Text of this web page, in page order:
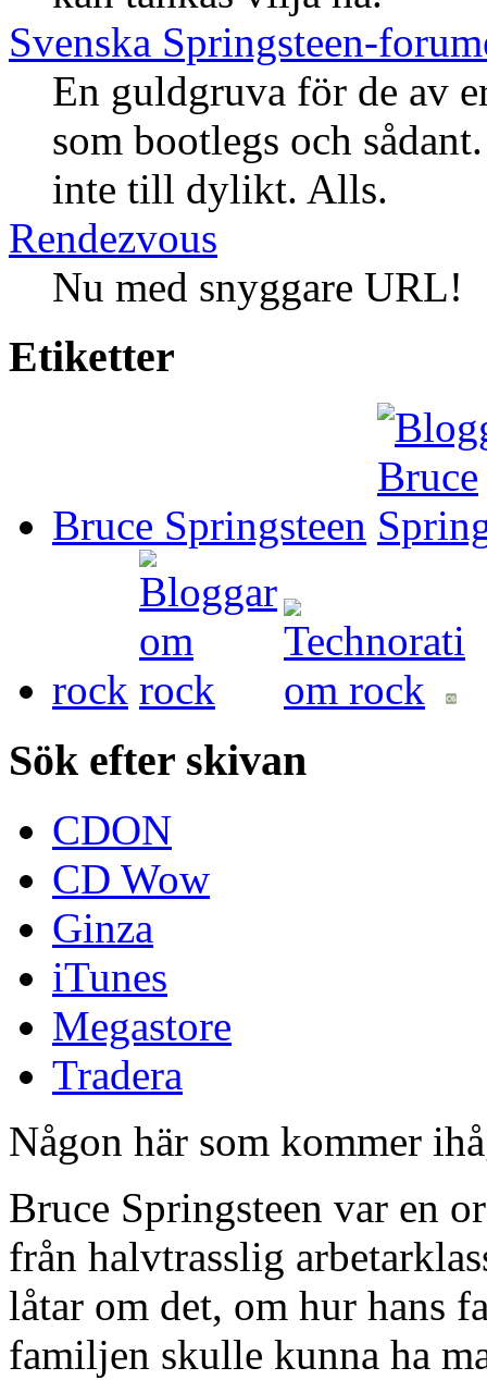
Svenska Springsteen-
En guldgruva för de av
som bootlegs och
inte till dylikt. Alls.
Rendezvous
Nu med snyggare URL!
Etiketter
Bruce Springsteen
rock
Sök efter skivan
CDON
CD Wow
Ginza
iTunes
Megastore
Tradera
Någon här som kommer
Bruce Springsteen var en
från halvtrasslig
låtar om det, om hur hans
familjen skulle kunna ha